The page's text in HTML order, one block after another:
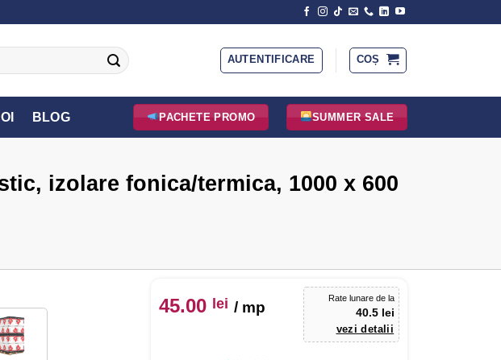
AUTENTIFICARE COȘ
BLOG PACHETE PROMO SUMMER SALE
izolare fonica/termica, 1000 x 600
45.00 lei / mp
Rate lunare de la
40.5 lei
vezi detalii